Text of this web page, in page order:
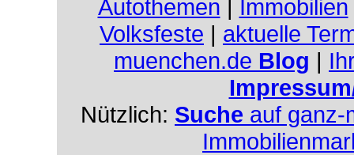
Autothemen | Immobilien
Volksfeste | aktuelle
muenchen.de Blog |
Nützlich: Suche auf ganz-